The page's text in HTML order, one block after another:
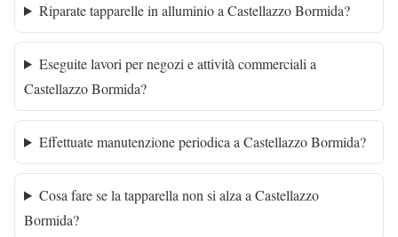
Riparate tapparelle in alluminio a Castellazzo Bormida?
Eseguite lavori per negozi e attività commerciali a
Castellazzo Bormida?
Effettuate manutenzione periodica a Castellazzo Bormida?
Cosa fare se la tapparella non si alza a Castellazzo
Bormida?